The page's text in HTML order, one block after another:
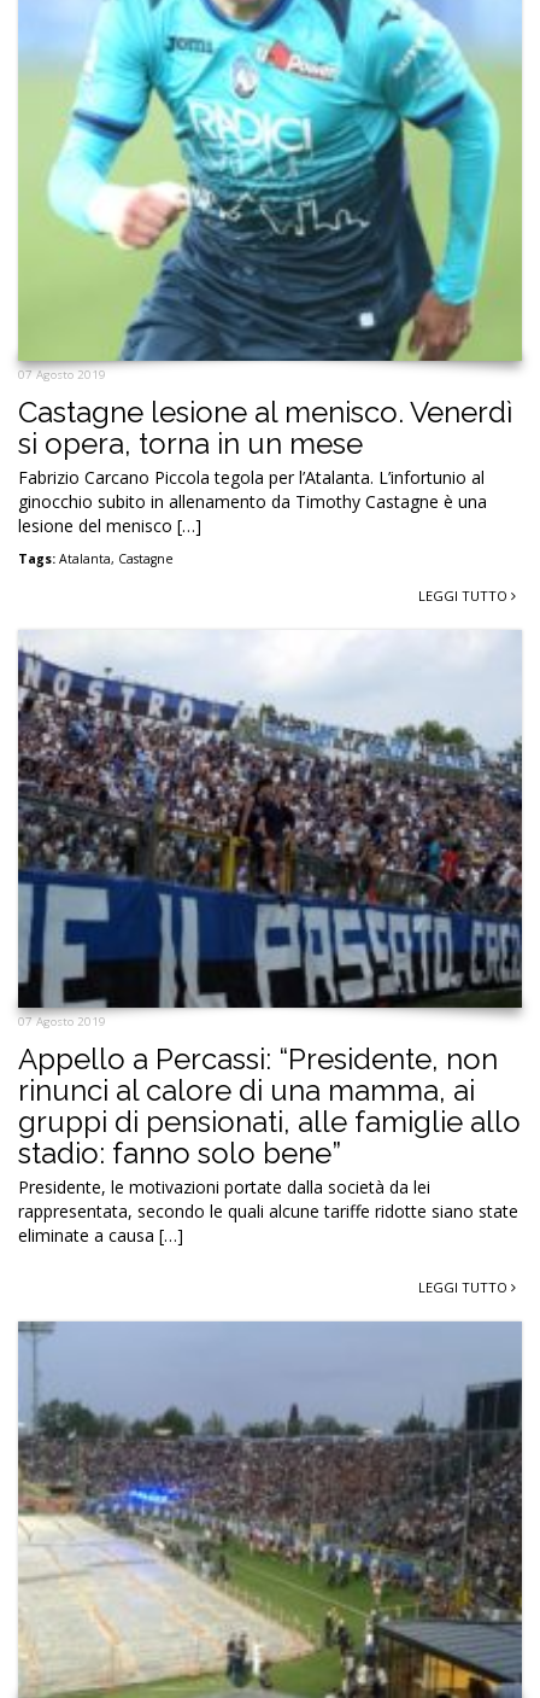
07 Agosto 2019
Castagne lesione al menisco. Venerdì
si opera, torna in un mese
Fabrizio Carcano Piccola tegola per l’Atalanta. L’infortunio al
ginocchio subito in allenamento da Timothy Castagne è una
lesione del menisco […]
Tags: Atalanta, Castagne
LEGGI TUTTO
07 Agosto 2019
Appello a Percassi: “Presidente, non
rinunci al calore di una mamma, ai
gruppi di pensionati, alle famiglie allo
stadio: fanno solo bene”
Presidente, le motivazioni portate dalla società da lei
rappresentata, secondo le quali alcune tariffe ridotte siano state
eliminate a causa […]
LEGGI TUTTO